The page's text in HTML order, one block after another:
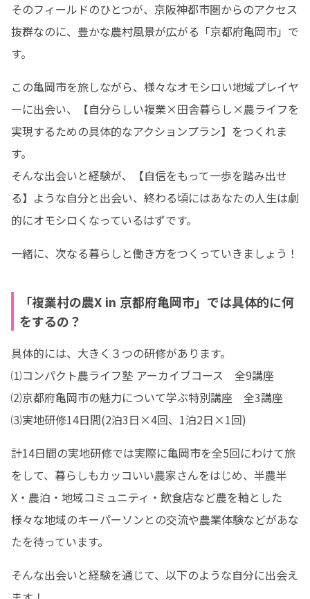
そのフィールドのひとつが、京阪神都市圏からのアクセス
抜群なのに、豊かな農村風景が広がる「京都府亀岡市」で
す。
この亀岡市を旅しながら、様々なオモシロい地域プレイヤ
ーに出会い、【自分らしい複業×田舎暮らし×農ライフを
実現するための具体的なアクションプラン】をつくれま
す。
そんな出会いと経験が、【自信をもって一歩を踏み出せ
る】ような自分と出会い、終わる頃にはあなたの人生は劇
的にオモシロくなっているはずです。
一緒に、次なる暮らしと働き方をつくっていきましょう！
「複業村の農X in 京都府亀岡市」では具体的に何
をするの？
具体的には、大きく３つの研修があります。
⑴コンパクト農ライフ塾 アーカイブコース　全9講座
⑵京都府亀岡市の魅力について学ぶ特別講座　全3講座
⑶実地研修14日間(2泊3日×4回、1泊2日×1回)
計14日間の実地研修では実際に亀岡市を全5回にわけて旅
をして、暮らしもカッコいい農家さんをはじめ、半農半
X・農泊・地域コミュニティ・飲食店など農を軸とした
様々な地域のキーパーソンとの交流や農業体験などがあな
たを待っています。
そんな出会いと経験を通じて、以下のような自分に出会え